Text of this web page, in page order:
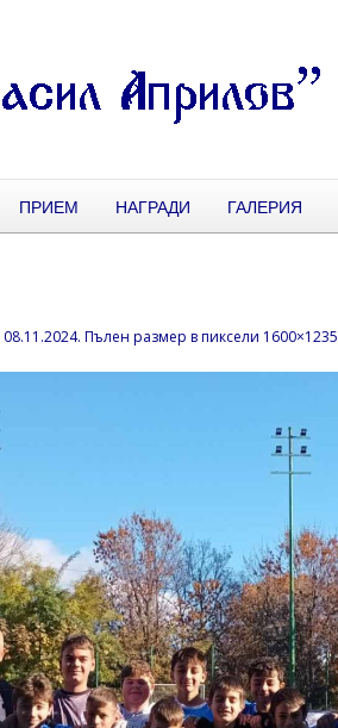
ПРИЕМ НАГРАДИ ГАЛЕРИЯ
08.11.2024. Пълен размер в пиксели 1600×1235